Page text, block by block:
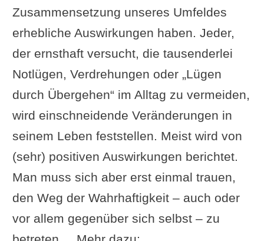
Hariharananda Aranya: „Wenn die
Wahrhaftigkeit erreicht ist, erlangen
die Worte (des Yogin) dieKraft, sie
fruchtbar zu machen.“
I. K. Taimni: „Wenn man fest in der
Wahrhaftigkeit verankert ist, ruht die
Frucht (der Handlung) nur auf der
Handlung (des Yogis).“
Swami Satchidananda: „Einem, der in
Wahrhaftigkeit etabliert ist, werden
die Handlungen und ihre Ergebnisse
Zusammensetzung unseres Umfeldes
erhebliche Auswirkungen haben. Jeder,
der ernsthaft versucht, die tausenderlei
Notlügen, Verdrehungen oder „Lügen
durch Übergehen“ im Alltag zu vermeiden,
wird einschneidende Veränderungen in
seinem Leben feststellen. Meist wird von
(sehr) positiven Auswirkungen berichtet.
Man muss sich aber erst einmal trauen,
den Weg der Wahrhaftigkeit – auch oder
vor allem gegenüber sich selbst – zu